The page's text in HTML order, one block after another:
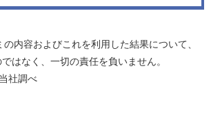
内容およびこれを利用した結果について、
はなく、一切の責任を負いません。
社調べ